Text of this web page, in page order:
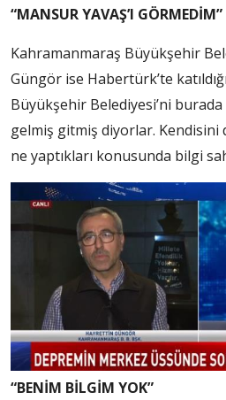
“MANSUR YAVAŞ’I GÖRMEDİM”
Kahramanmaraş Büyükşehir
Güngör ise Habertürk’te
Büyükşehir Belediyesi’ni
gelmiş gitmiş diyorlar. Kendisini
ne yaptıkları konusunda bilgi
“BENİM BİLGİM YOK”